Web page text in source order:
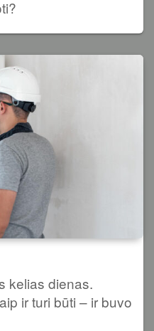
kelias dienas.
ir turi būti – ir buvo